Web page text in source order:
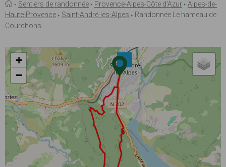
Fil
d'Ariane
Sentiers de randonnée Provence-Alpes-Côte d'Azur
Alpes-de-
Haute-Provence
Saint-André-les-Alpes
Randonnée Le hameau de
Courchons
+
−